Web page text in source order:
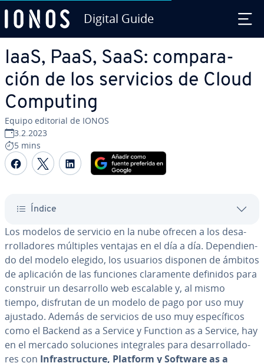
Digital Guide
IaaS, PaaS, SaaS: co­m­pa­ra­
ción de los servicios de Cloud
Computing
Equipo editorial de IONOS
3.2.2023
5 mins
Compartir Facebook
Compartir Twitter
Compartir LinkedIn
Índice
Los modelos de servicio en la nube ofrecen a los de­sa­
rro­lla­do­res múltiples ventajas en el día a día. De­pe­n­die­n­
do del modelo elegido, los usuarios disponen de ámbitos
de apli­ca­ción de las funciones cla­ra­me­n­te definidos para
construir un de­sa­rro­llo web escalable y, al mismo
tiempo, disfrutan de un modelo de pago por uso muy
ajustado. Además de servicios de uso muy es­pe­cí­fi­cos
como el Backend as a Service y Function as a Service, hay
en el mercado so­lu­cio­nes in­te­gra­les para de­sa­rro­lla­do­
res con In­fra­s­tru­c­tu­re, Platform y Software as a